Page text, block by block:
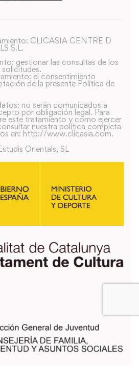
CLICASIA CENTRE D
S.L.
gestionar las consultas de los
solicitudes.
el consentimiento
de la presente Política de
no serán comunicados a
por obligación legal. Para
este tratamiento y como ejercer
nuestra política completa
en: http://www.clicasia.com.
Orientals, SL